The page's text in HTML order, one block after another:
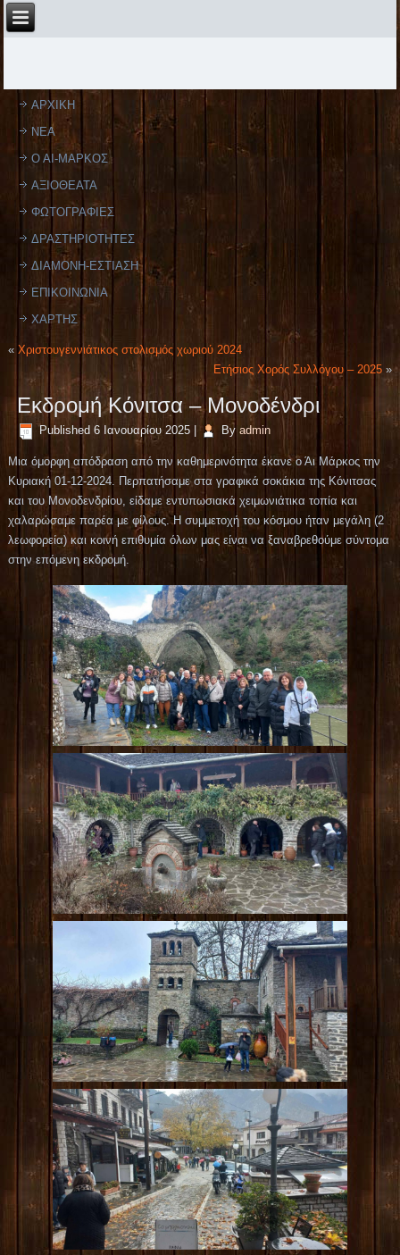
ΑΡΧΙΚΗ
ΝΕΑ
Ο ΑΙ-ΜΑΡΚΟΣ
ΑΞΙΟΘΕΑΤΑ
ΦΩΤΟΓΡΑΦΙΕΣ
ΔΡΑΣΤΗΡΙΟΤΗΤΕΣ
ΔΙΑΜΟΝΗ-ΕΣΤΙΑΣΗ
ΕΠΙΚΟΙΝΩΝΙΑ
ΧΑΡΤΗΣ
«Χριστουγεννιάτικος στολισμός χωριού 2024
Ετήσιος Χορός Συλλόγου – 2025»
Εκδρομή Κόνιτσα – Μονοδένδρι
Published 6 Ιανουαρίου 2025 | By admin
Μια όμορφη απόδραση από την καθημερινότητα έκανε ο Άι Μάρκος την
Κυριακή 01-12-2024. Περπατήσαμε στα γραφικά σοκάκια της Κόνιτσας
και του Μονοδενδρίου, είδαμε εντυπωσιακά χειμωνιάτικα τοπία και
χαλαρώσαμε παρέα με φίλους. Η συμμετοχή του κόσμου ήταν μεγάλη (2
λεωφορεία) και κοινή επιθυμία όλων μας είναι να ξαναβρεθούμε σύντομα
στην επόμενη εκδρομή.